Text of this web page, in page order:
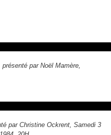
par Noël Mamère,
par Christine Ockrent, Samedi 3